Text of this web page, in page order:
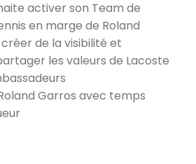
activer son Team de
en marge de Roland
de la visibilité et
les valeurs de Lacoste
Garros avec temps